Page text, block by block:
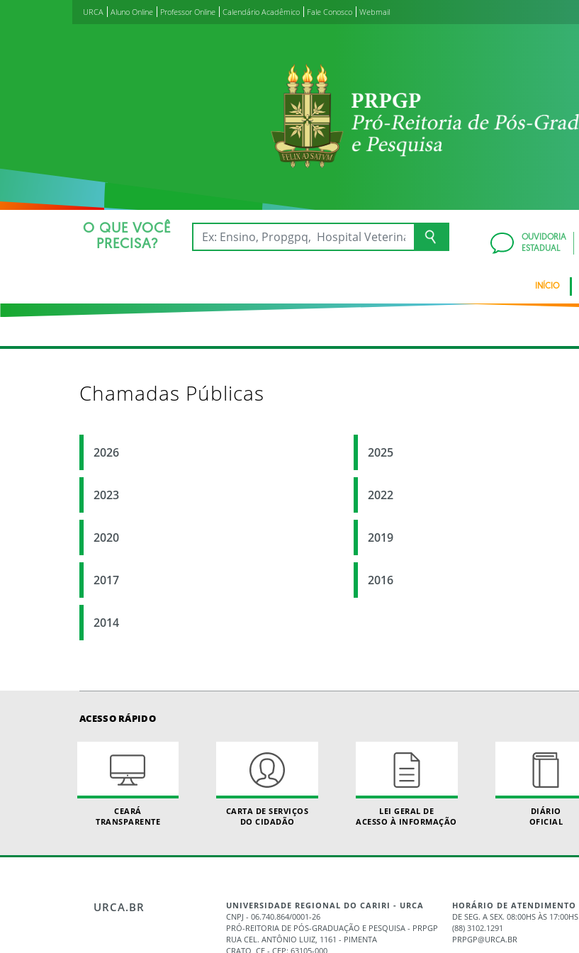
URCA Aluno Online Professor Online Calendário Acadêmico Fale Conosco Webmail
O QUE VOCÊ
PRECISA?
OUVIDORIA
ESTADUAL
INÍCIO
Chamadas Públicas
2026 2025
2023 2022
2020 2019
2017 2016
2014
ACESSO RÁPIDO
CEARÁ
TRANSPARENTE
CARTA DE SERVIÇOS
DO CIDADÃO
LEI GERAL DE
ACESSO À INFORMAÇÃO
DIÁRIO
OFICIAL
URCA.BR
UNIVERSIDADE REGIONAL DO CARIRI - URCA
CNPJ - 06.740.864/0001-26
PRÓ-REITORIA DE PÓS-GRADUAÇÃO E PESQUISA - PRPGP
RUA CEL. ANTÔNIO LUIZ, 1161 - PIMENTA
CRATO, CE - CEP: 63105-000
HORÁRIO DE ATENDIMENTO
DE SEG. A SEX. 08:00HS ÀS 17:00HS
(88) 3102.1291
PRPGP@URCA.BR